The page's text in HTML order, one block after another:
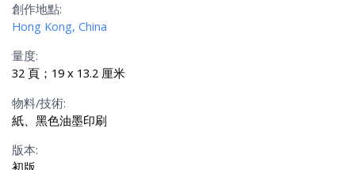
創作地點:
Hong Kong, China
量度:
32 頁；19 x 13.2 厘米
物料/技術:
紙、黑色油墨印刷
版本: